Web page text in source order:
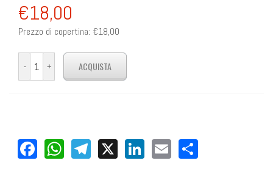
€18,00
Prezzo di copertina: €18,00
Facebook
WhatsApp
Telegram
X LinkedIn
Email